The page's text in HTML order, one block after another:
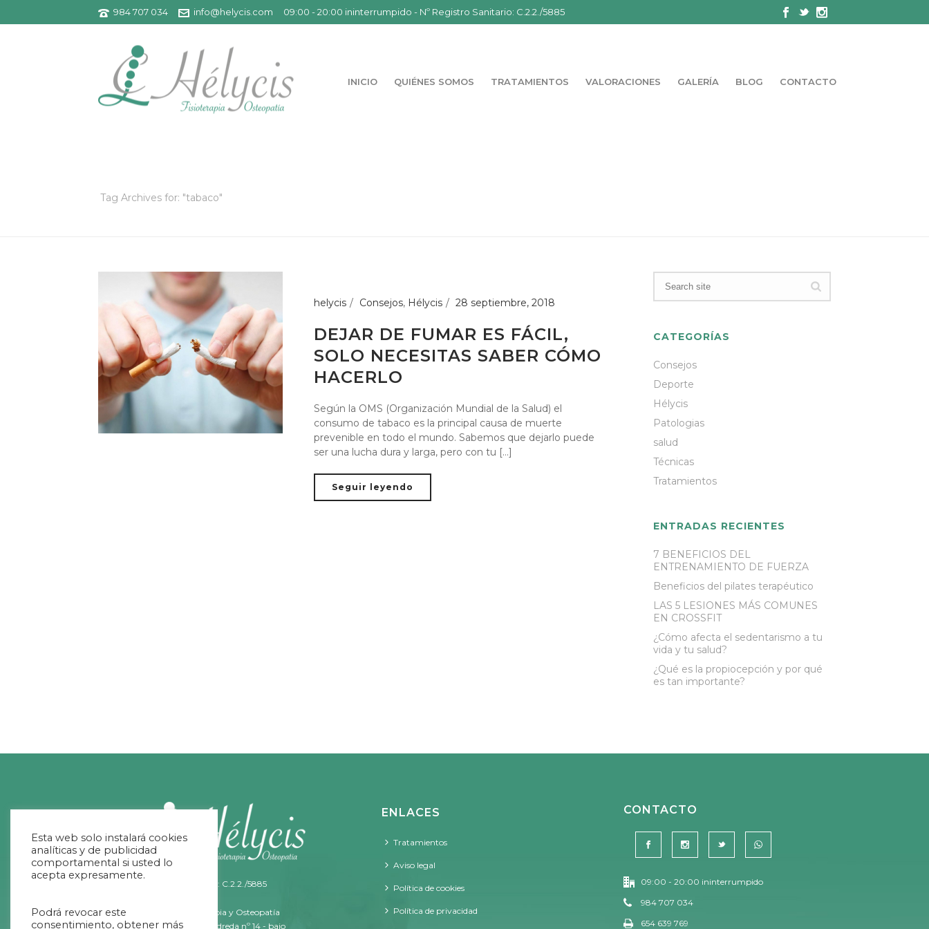
984 707 034 info@helycis.com 09:00 - 20:00 ininterrumpido - Nº Registro Sanitario: C.2.2./5885
INICIO QUIÉNES SOMOS TRATAMIENTOS VALORACIONES GALERÍA BLOG CONTACTO
Tag Archives for: "tabaco"
helycis Consejos, Hélycis 28 septiembre, 2018
DEJAR DE FUMAR ES FÁCIL,
SOLO NECESITAS SABER CÓMO
HACERLO
Según la OMS (Organización Mundial de la Salud) el
consumo de tabaco es la principal causa de muerte
prevenible en todo el mundo. Sabemos que dejarlo puede
ser una lucha dura y larga, pero con tu [...]
Seguir leyendo
CATEGORÍAS
Consejos
Deporte
Hélycis
Patologias
salud
Técnicas
Tratamientos
ENTRADAS RECIENTES
7 BENEFICIOS DEL
ENTRENAMIENTO DE FUERZA
Beneficios del pilates terapéutico
LAS 5 LESIONES MÁS COMUNES
EN CROSSFIT
¿Cómo afecta el sedentarismo a tu
vida y tu salud?
¿Qué es la propiocepción y por qué
es tan importante?
Nº Registro Sanitario: C.2.2./5885
Helycis Fisioterapia y Osteopatía
C/ Fernández Ladreda nº 14 - bajo
ENLACES
Tratamientos
Aviso legal
Política de cookies
Política de privacidad
CONTACTO
09:00 - 20:00 ininterrumpido
984 707 034
654 639 769
Esta web solo instalará cookies
analíticas y de publicidad
comportamental si usted lo
acepta expresamente.
Podrá revocar este
consentimiento, obtener más